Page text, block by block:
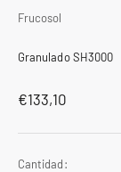
Frucosol
Granulado SH3000
Precio de oferta
€133,10
Cantidad: